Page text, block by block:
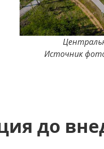
Источник
до